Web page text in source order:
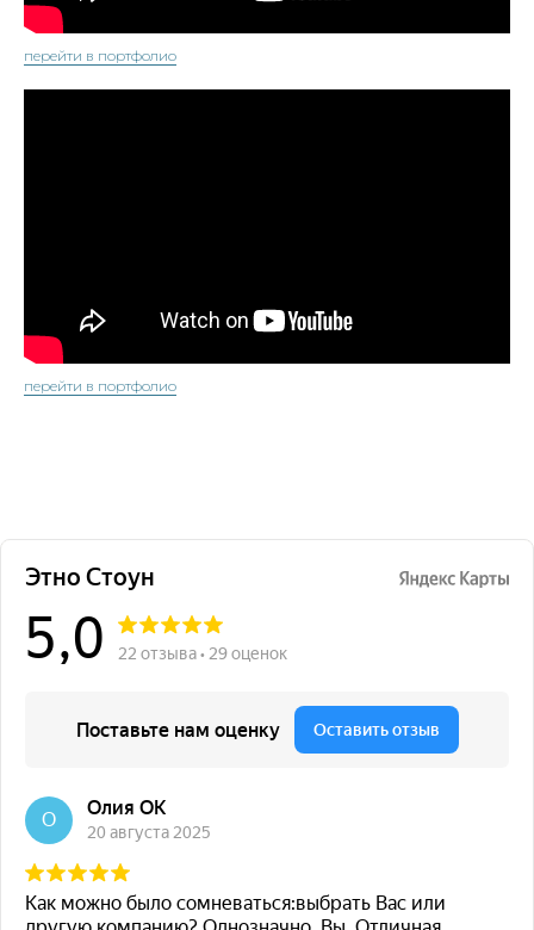
перейти в портфолио
перейти в портфолио